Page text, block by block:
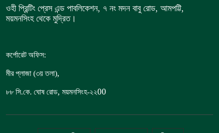
ওহী প্রিন্টিং প্রেস এন্ড পাবলিকেশন, ৭ নং মদন বাবু রোড, আমপট্টি,
ময়মনসিংহ থেকে মুদ্রিত।
কর্পোরেট অফিস:
মীর প্লাজা (৩য় তলা),
৮৮ সি.কে. ঘোষ রোড, ময়মনসিংহ-২২00